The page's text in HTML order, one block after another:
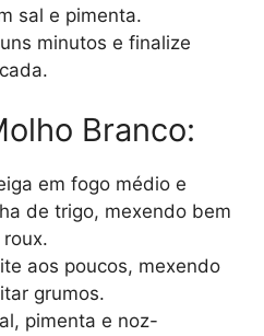
sal e pimenta.
minutos e finalize
Branco:
em fogo médio e
de trigo, mexendo bem
aos poucos, mexendo
grumos.
pimenta e noz-